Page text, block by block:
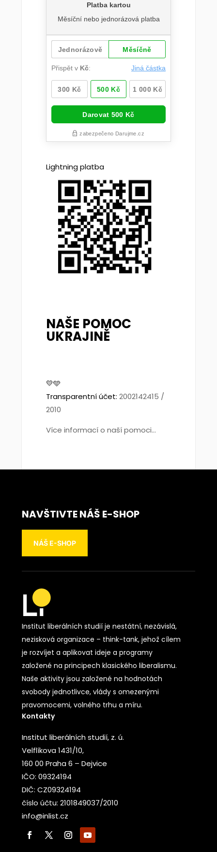
Lightning platba
NAŠE POMOC
UKRAJINĚ
💛🩵
Transparentní účet: 2002142415 /
2010
Více informací o naší pomoci...
NAVŠTIVTE NÁŠ E-SHOP
NÁŠ E-SHOP
Institut liberálních studií je nestátní, nezávislá,
nezisková organizace – think-tank, jehož cílem
je rozvíjet a aplikovat ideje a programy
založené na principech klasického liberalismu.
Naše aktivity jsou založené na hodnotách
svobody jednotlivce, vlády s omezenými
pravomocemi, volného trhu a míru.
Kontakty
Institut liberálních studií, z. ú.
Velflíkova 1431/10,
160 00 Praha 6 – Dejvice
IČO: 09324194
DIČ: CZ09324194
číslo účtu: 2101849037/2010
info@inlist.cz